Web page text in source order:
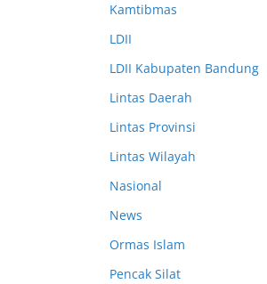
Kamtibmas
LDII
LDII Kabupaten Bandung
Lintas Daerah
Lintas Provinsi
Lintas Wilayah
Nasional
News
Ormas Islam
Pencak Silat